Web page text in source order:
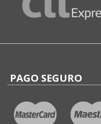
PAGO SEGURO